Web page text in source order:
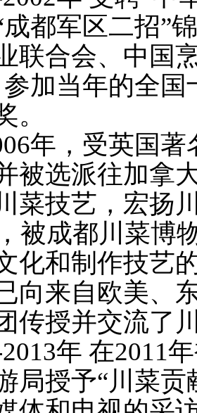
成都军区二招”
联合会、中国
加当年的全
。
年，受英国著
被选派往加拿
菜技艺，宏扬
被成都川菜博
化和制作技艺
向来自欧美、
传授并交流了
年 在2011
局授予“川菜